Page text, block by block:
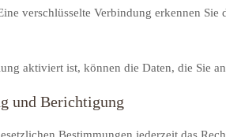
verschlüsselte Verbindung erkennen
aktiviert ist, können die Daten, die Sie
und Berichtigung